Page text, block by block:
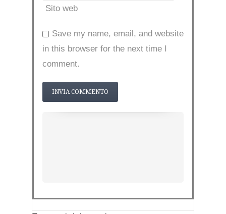
Sito web
Save my name, email, and website
in this browser for the next time I
comment.